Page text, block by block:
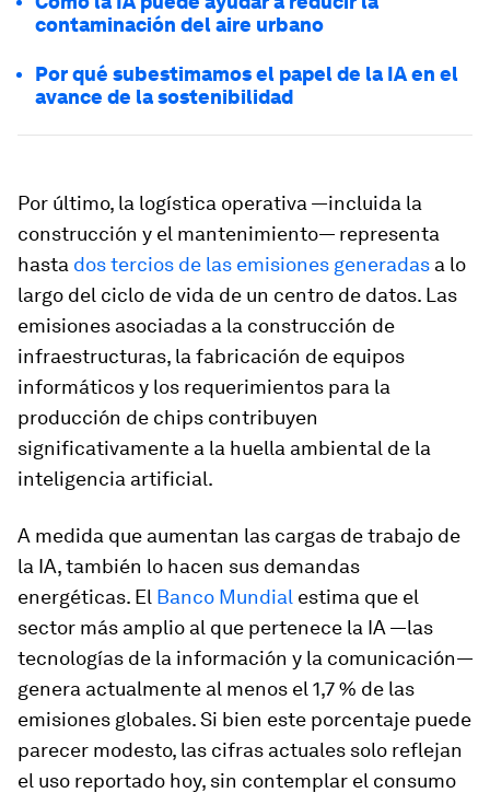
contaminación del aire urbano
Por qué subestimamos el papel de la IA en el
avance de la sostenibilidad
Por último, la logística operativa —incluida la
construcción y el mantenimiento— representa
hasta dos tercios de las emisiones generadas a lo
largo del ciclo de vida de un centro de datos. Las
emisiones asociadas a la construcción de
infraestructuras, la fabricación de equipos
informáticos y los requerimientos para la
producción de chips contribuyen
significativamente a la huella ambiental de la
inteligencia artificial.
A medida que aumentan las cargas de trabajo de
la IA, también lo hacen sus demandas
energéticas. El Banco Mundial estima que el
sector más amplio al que pertenece la IA —las
tecnologías de la información y la comunicación—
genera actualmente al menos el 1,7 % de las
emisiones globales. Si bien este porcentaje puede
parecer modesto, las cifras actuales solo reflejan
el uso reportado hoy, sin contemplar el consumo